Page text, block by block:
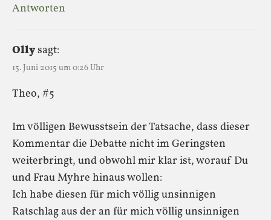
Antworten
Ollysagt:
15. Juni 2015 um 0:26 Uhr
Theo, #5
Im völligen Bewusstsein der Tatsache, dass dieser
Kommentar die Debatte nicht im Geringsten
weiterbringt, und obwohl mir klar ist, worauf Du
und Frau Myhre hinaus wollen:
Ich habe diesen für mich völlig unsinnigen
Ratschlag aus der an für mich völlig unsinnigen